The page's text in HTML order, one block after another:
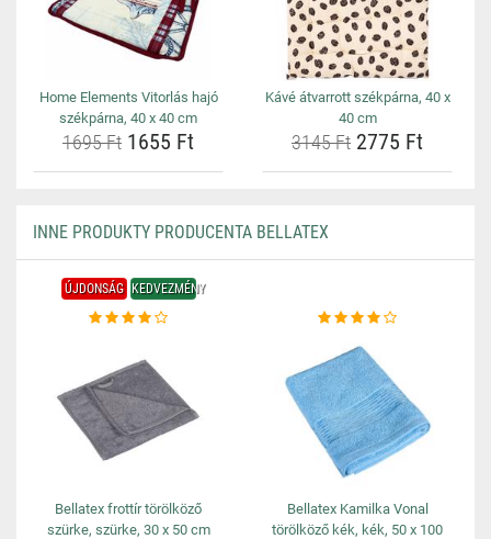
Home Elements Vitorlás hajó
székpárna, 40 x 40 cm
1695 Ft 1655 Ft
Kávé átvarrott székpárna, 40 x
40 cm
3145 Ft 2775 Ft
INNE PRODUKTY PRODUCENTA BELLATEX
ÚJDONSÁG KEDVEZMÉNY
Bellatex frottír törölköző
szürke, szürke, 30 x 50 cm
Bellatex Kamilka Vonal
törölköző kék, kék, 50 x 100